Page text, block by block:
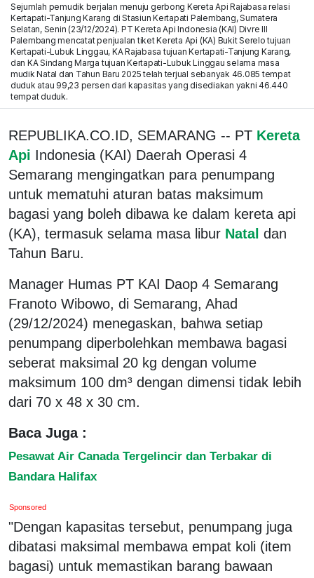
Sejumlah pemudik berjalan menuju gerbong Kereta Api Rajabasa relasi
Kertapati-Tanjung Karang di Stasiun Kertapati Palembang, Sumatera
Selatan, Senin (23/12/2024). PT Kereta Api Indonesia (KAI) Divre III
Palembang mencatat penjualan tiket Kereta Api (KA) Bukit Serelo tujuan
Kertapati-Lubuk Linggau, KA Rajabasa tujuan Kertapati-Tanjung Karang,
dan KA Sindang Marga tujuan Kertapati-Lubuk Linggau selama masa
mudik Natal dan Tahun Baru 2025 telah terjual sebanyak 46.085 tempat
duduk atau 99,23 persen dari kapasitas yang disediakan yakni 46.440
tempat duduk.
REPUBLIKA.CO.ID, SEMARANG -- PT Kereta
Api Indonesia (KAI) Daerah Operasi 4
Semarang mengingatkan para penumpang
untuk mematuhi aturan batas maksimum
bagasi yang boleh dibawa ke dalam kereta api
(KA), termasuk selama masa libur Natal dan
Tahun Baru.
Manager Humas PT KAI Daop 4 Semarang
Franoto Wibowo, di Semarang, Ahad
(29/12/2024) menegaskan, bahwa setiap
penumpang diperbolehkan membawa bagasi
seberat maksimal 20 kg dengan volume
maksimum 100 dm³ dengan dimensi tidak lebih
dari 70 x 48 x 30 cm.
Baca Juga :
Pesawat Air Canada Tergelincir dan Terbakar di
Bandara Halifax
Sponsored
"Dengan kapasitas tersebut, penumpang juga
dibatasi maksimal membawa empat koli (item
bagasi) untuk memastikan barang bawaan